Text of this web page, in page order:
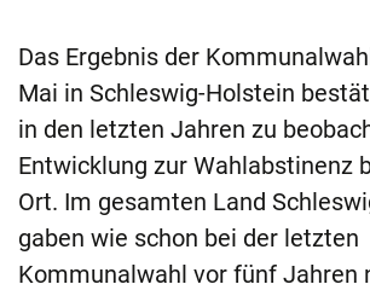
Das Ergebnis der
Mai in Schleswig-Holstein
in den letzten Jahren zu
Entwicklung zur Wahlabstinenz
Ort. Im gesamten Land
gaben wie schon bei der letzten
Kommunalwahl vor fünf Jahren